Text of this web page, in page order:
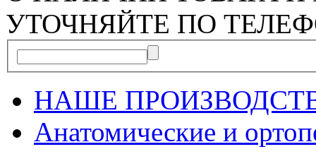
УТОЧНЯЙТЕ ПО
НАШЕ
Анатомические и